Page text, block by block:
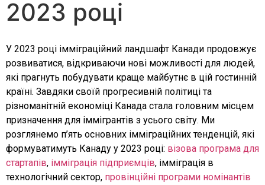
2023 році
У 2023 році імміграційний ландшафт Канади продовжує
розвиватися, відкриваючи нові можливості для людей,
які прагнуть побудувати краще майбутнє в цій гостинній
країні. Завдяки своїй прогресивній політиці та
різноманітній економіці Канада стала головним місцем
призначення для іммігрантів з усього світу. Ми
розглянемо п’ять основних імміграційних тенденцій, які
формуватимуть Канаду у 2023 році: візова програма для
стартапів, імміграція підприємців, імміграція в
технологічний сектор, провінційні програми номінантів